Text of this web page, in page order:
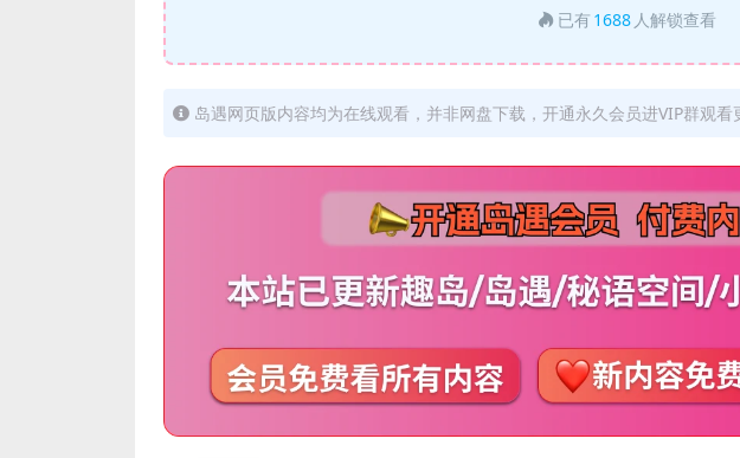
已有 1688 人解锁查看
岛遇网页版内容均为在线观看，并非网盘下载，开通永久会员进VIP群观看